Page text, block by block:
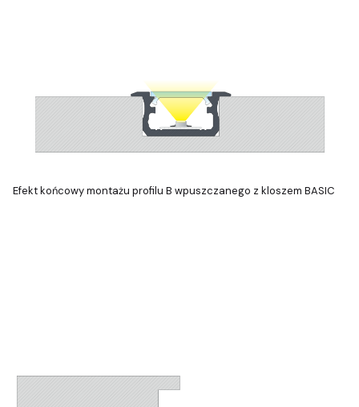
Efekt końcowy montażu profilu B wpuszczanego z kloszem BASIC